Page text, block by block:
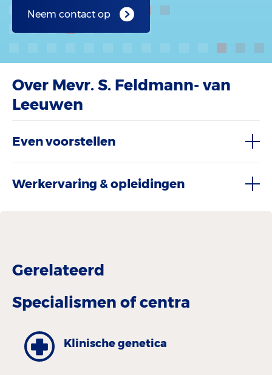
Neem contact op
Over Mevr. S. Feldmann- van
Leeuwen
Even voorstellen
Werkervaring & opleidingen
Gerelateerd
Specialismen of centra
Klinische genetica